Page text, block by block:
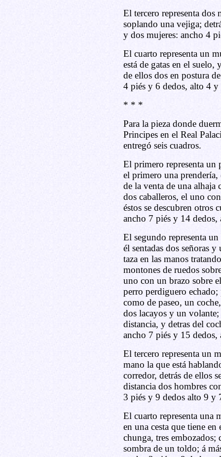
El tercero representa dos
soplando una vejiga;
y dos mujeres: ancho 4
El cuarto representa un
está de gatas en el
de ellos dos en postura
4 piés y 6 dedos, alto 4 y
* * *
Para la pieza donde
Principes en el Real
entregó seis cuadros.
El primero representa un
el primero una prendería,
de la venta de una alhaja
dos caballeros, el uno
éstos se descubren otros
ancho 7 piés y 14
El segundo representa
él sentadas dos señoras
taza en las manos
montones de ruedos
uno con un brazo sobre
perro perdiguero echado;
como de paseo, un
dos lacayos y un volante;
distancia, y detras del
ancho 7 piés y 15
El tercero representa un
mano la que está
corredor, detrás de ellos
distancia dos hombres
3 piés y 9 dedos alto 9 y
El cuarto representa una
en una cesta que tiene
chunga, tres embozados;
sombra de un toldo; á